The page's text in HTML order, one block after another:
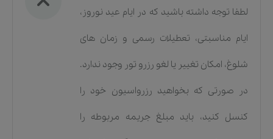
لطفا توجه داشته باشید که در ایام عید نوروز،
ایام مناسبتی، تعطیلات رسمی و زمان های
شلوغ، امکان تغییر یا لغو رزرو تور وجود ندارد.
در صورتی که بخواهید رزرواسیون خود را
کنسل کنید، باید مبلغ جریمه مربوطه را